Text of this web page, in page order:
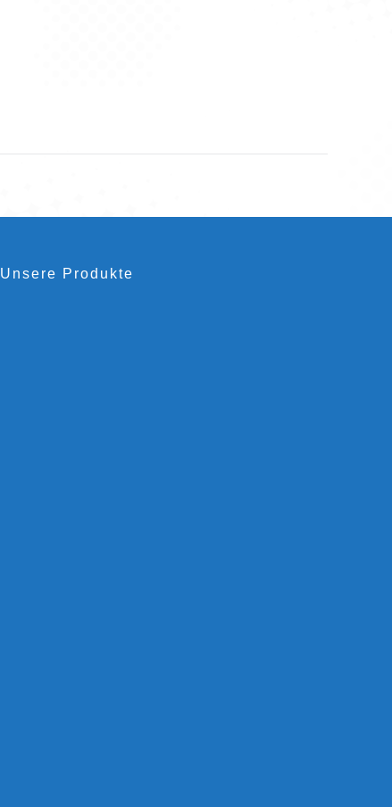
Unsere Produkte